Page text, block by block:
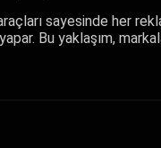
sayesinde her
Bu yaklaşım,